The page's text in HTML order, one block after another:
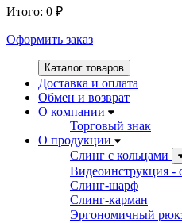
Итого: 0 ₽
Оформить заказ
Каталог товаров
Доставка и оплата
Обмен и возврат
О компании
Торговый знак
О продукции
Слинг с кольцами
Видеоинструкция -
Слинг-шарф
Слинг-карман
Эргономичный